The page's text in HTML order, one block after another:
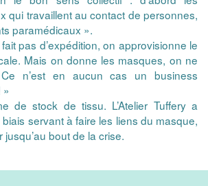
qui travaillent au contact de personnes,
paramédicaux ».
pas d’expédition, on approvisionne le
Mais on donne les masques, on ne
n’est en aucun cas un business
»
de stock de tissu. L’Atelier Tuffery a
servant à faire les liens du masque,
jusqu’au bout de la crise.